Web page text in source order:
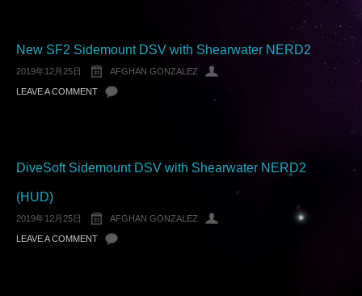
New SF2 Sidemount DSV with Shearwater NERD2
2019年12月25日 AFGHAN GONZALEZ
LEAVE A COMMENT
DiveSoft Sidemount DSV with Shearwater NERD2
(HUD)
2019年12月25日 AFGHAN GONZALEZ
LEAVE A COMMENT